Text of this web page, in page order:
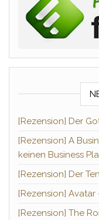
[Rezension] Der
[Rezension] A
keinen Business
[Rezension] Der
[Rezension]
[Rezension] The